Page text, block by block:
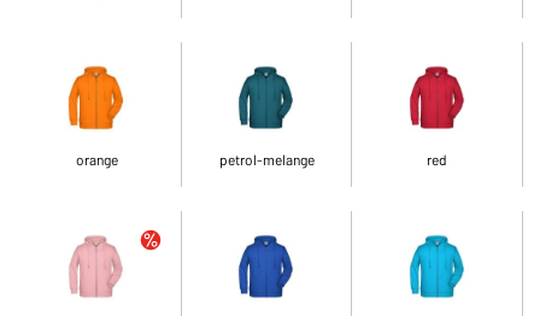
orange petrol-melange red